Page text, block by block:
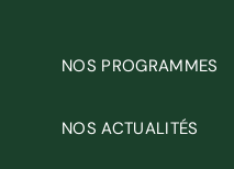
NOS PROGRAMMES
NOS ACTUALITÉS